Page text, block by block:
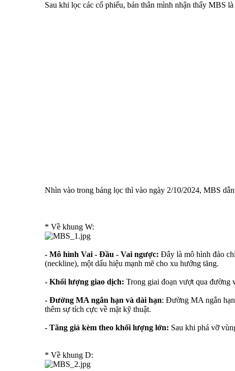
Sau khi lọc các cổ phiếu, bản thân mình nhận thấy MBS
Nhìn vào trong bảng lọc thì vào ngày 2/10/2024, MBS
* Về khung W:
- Mô hình Vai - Đầu - Vai ngược: Đây là mô hình đảo
(neckline), một dấu hiệu mạnh mẽ cho xu hướng tăng.
- Khối lượng giao dịch: Trong giai đoạn vượt qua đường
- Đường MA ngắn hạn và dài hạn: Đường MA ngắn
thêm sự tích cực về mặt kỹ thuật.
- Tăng giá kèm theo khối lượng lớn: Sau khi phá vỡ
* Về khung D: